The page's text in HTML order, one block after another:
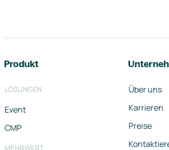
Produkt
LÖSUNGEN
Event
CMP
MEHRWERT
Über uns
Karrieren
Preise